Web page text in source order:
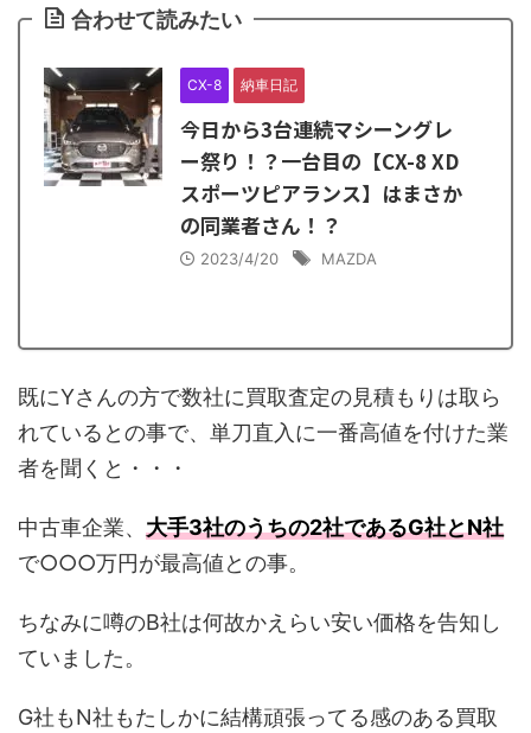
合わせて読みたい
CX-8 納車日記
今日から3台連続マシーングレ
ー祭り！？一台目の【CX-8 XD
スポーツピアランス】はまさか
の同業者さん！？
2023/4/20 MAZDA
既にYさんの方で数社に買取査定の見積もりは取ら
れているとの事で、単刀直入に一番高値を付けた業
者を聞くと・・・
中古車企業、 大手3社のうちの2社であるG社とN社
で○○○万円が最高値との事。
ちなみに噂のB社は何故かえらい安い価格を告知し
ていました。
G社もN社もたしかに結構頑張ってる感のある買取